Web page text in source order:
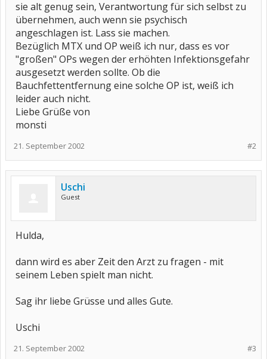
sie alt genug sein, Verantwortung für sich selbst zu
übernehmen, auch wenn sie psychisch
angeschlagen ist. Lass sie machen.
Bezüglich MTX und OP weiß ich nur, dass es vor
"großen" OPs wegen der erhöhten Infektionsgefahr
ausgesetzt werden sollte. Ob die
Bauchfettentfernung eine solche OP ist, weiß ich
leider auch nicht.
Liebe Grüße von
monsti
#2
21. September 2002
Uschi
Guest
Hulda,
dann wird es aber Zeit den Arzt zu fragen - mit
seinem Leben spielt man nicht.
Sag ihr liebe Grüsse und alles Gute.
Uschi
#3
21. September 2002